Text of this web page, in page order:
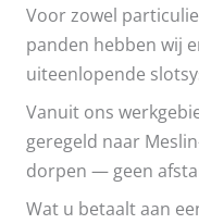
Voor zowel
panden hebben wij
uiteenlopende
Vanuit ons
geregeld naar
dorpen — geen
Wat u betaalt aan